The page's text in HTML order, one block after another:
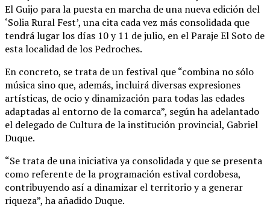
El Guijo para la puesta en marcha de una nueva edición del
‘Solia Rural Fest’, una cita cada vez más consolidada que
tendrá lugar los días 10 y 11 de julio, en el Paraje El Soto de
esta localidad de los Pedroches.
En concreto, se trata de un festival que “combina no sólo
música sino que, además, incluirá diversas expresiones
artísticas, de ocio y dinamización para todas las edades
adaptadas al entorno de la comarca”, según ha adelantado
el delegado de Cultura de la institución provincial, Gabriel
Duque.
“Se trata de una iniciativa ya consolidada y que se presenta
como referente de la programación estival cordobesa,
contribuyendo así a dinamizar el territorio y a generar
riqueza”, ha añadido Duque.